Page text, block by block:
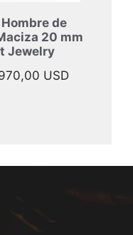
de
20 mm
Jewelry
USDRango
hasta